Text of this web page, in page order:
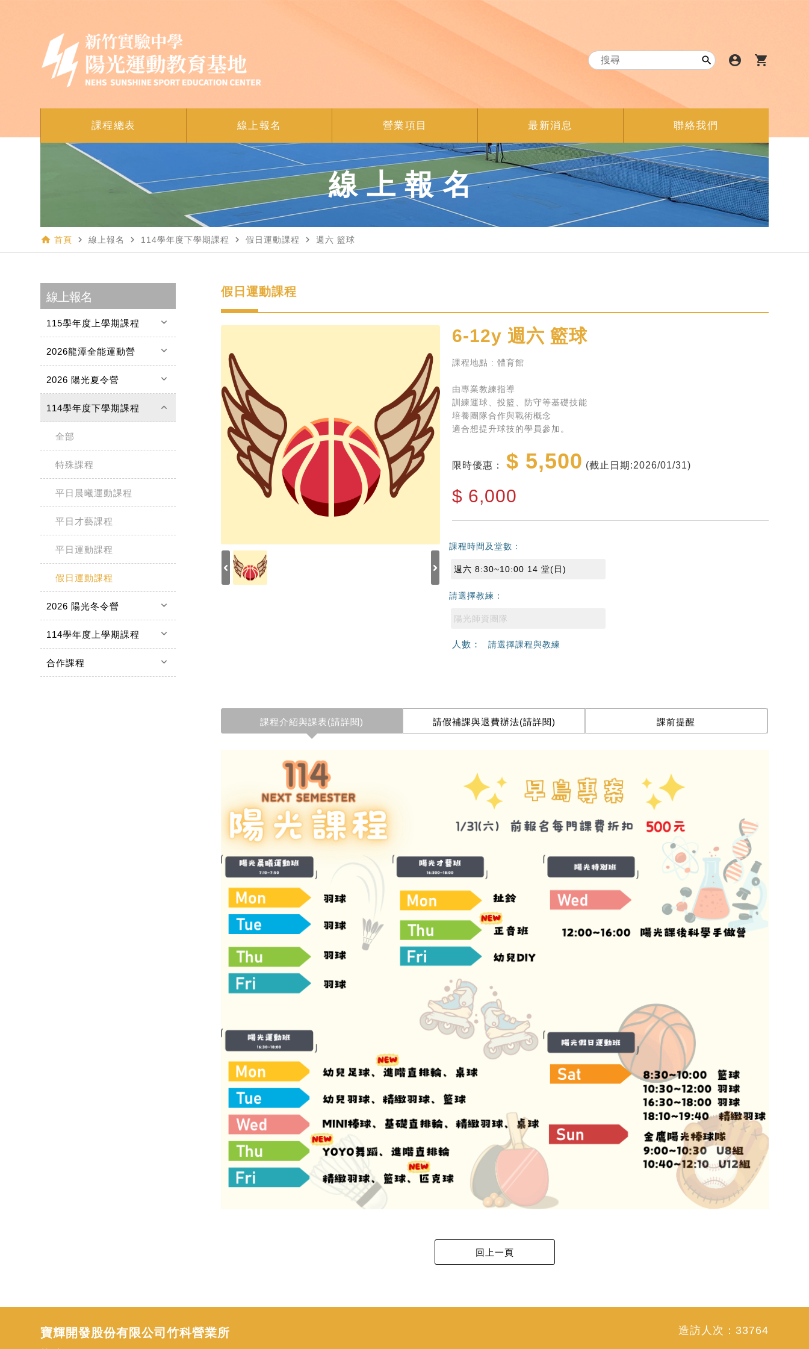
 account_circle shopping_cart
課程總表 線上報名 營業項目 最新消息 聯絡我們
線上報名
home 首頁 navigate_next 線上報名 navigate_next 114學年度下學期課程 navigate_next 假日運動課程 navigate_next 週六 籃球
線上報名
115學年度上學期課程 keyboard_arrow_down
2026龍潭全能運動營 keyboard_arrow_down
2026 陽光夏令營 keyboard_arrow_down
114學年度下學期課程 keyboard_arrow_up
全部
特殊課程
平日晨曦運動課程
平日才藝課程
平日運動課程
假日運動課程
2026 陽光冬令營 keyboard_arrow_down
114學年度上學期課程 keyboard_arrow_down
合作課程 keyboard_arrow_down
假日運動課程
6-12y 週六 籃球
課程地點 : 體育館
由專業教練指導
訓練運球、投籃、防守等基礎技能
培養團隊合作與戰術概念
適合想提升球技的學員參加。
限時優惠：$ 5,500 (截止日期:2026/01/31)
$ 6,000
課程時間及堂數：
週六 8:30~10:00 14 堂(日)
請選擇教練：
陽光師資團隊
人數： 請選擇課程與教練
課程介紹與課表(請詳閱) 請假補課與退費辦法(請詳閱) 課前提醒
寶輝開發股份有限公司竹科營業所 造訪人次： 33764